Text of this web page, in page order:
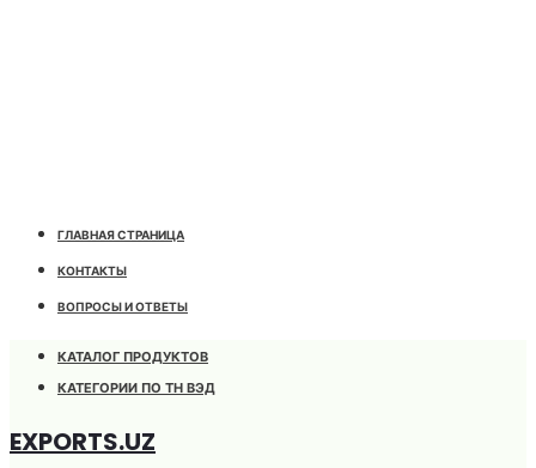
ГЛАВНАЯ СТРАНИЦА
КОНТАКТЫ
ВОПРОСЫ И ОТВЕТЫ
КАТАЛОГ ПРОДУКТОВ
КАТЕГОРИИ ПО ТН ВЭД
EXPORTS.UZ